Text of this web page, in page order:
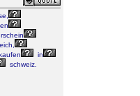
in
schweiz.